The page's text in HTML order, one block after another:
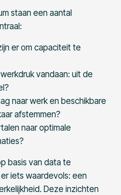
staan een aantal
er om capaciteit te
vandaan: uit de
naar werk en beschikbare
afstemmen?
naar optimale
basis van data te
iets waardevols: een
Deze inzichten